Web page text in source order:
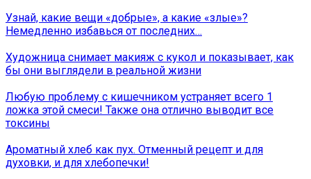
Узнай, какие вещи «добрые», а какие «злые»?
Немедленно избавься от последних…
Художница снимает макияж с кукол и показывает, как
бы они выглядели в реальной жизни
Любую проблему с кишечником устраняет всего 1
ложка этой смеси! Также она отлично выводит все
токсины
Ароматный хлеб как пух. Отменный рецепт и для
духовки, и для хлебопечки!